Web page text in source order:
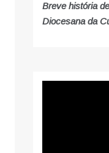
Breve história
Diocesana da